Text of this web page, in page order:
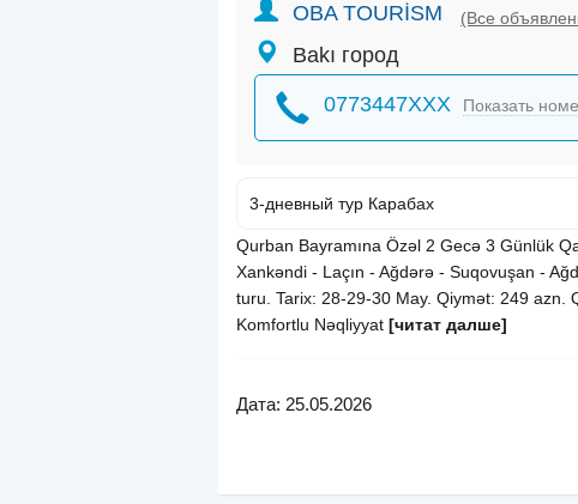
OBA TOURİSM (Все
Bakı город
0773447XXX Показать
3-дневный тур Карабах
Qurban Bayramına Özəl 2 Gecə 3 Günlük
Xankəndi - Laçın - Ağdərə - Suqovuşan -
turu. Tarix: 28-29-30 May. Qiymət: 249 azn.
Komfortlu Nəqliyyat [читат далше]
Дата: 25.05.2026